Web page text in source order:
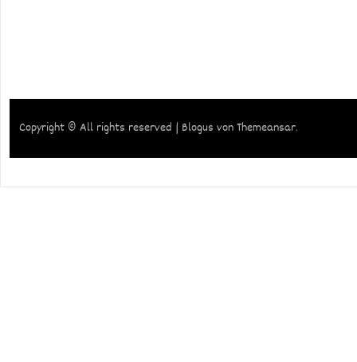
Copyright © All rights reserved | Blogus vonThemeansar.